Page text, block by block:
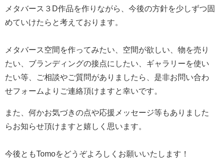
メタバース３D作品を作りながら、今後の方針を少しずつ固
めていけたらと考えております。
メタバース空間を作ってみたい、空間が欲しい、物を売り
たい、ブランディングの接点にしたい、ギャラリーを使い
たい等、ご相談やご質問がありましたら、是非お問い合わ
せフォームよりご連絡頂けますと幸いです。
また、何かお気づきの点や応援メッセージ等もありました
らお知らせ頂けますと嬉しく思います。
今後ともTomoをどうぞよろしくお願いいたします！